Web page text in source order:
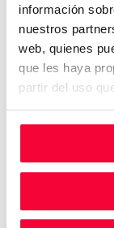
información
nuestros
web, quienes
que les haya
partir del uso
GASOLINA